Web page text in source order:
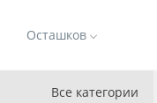
Осташков
Все категории